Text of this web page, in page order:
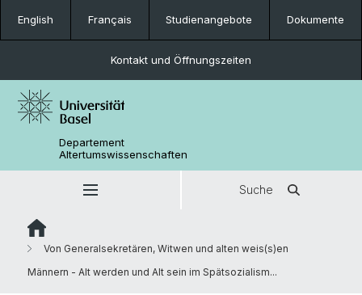
English Français Studienangebote Dokumente
Kontakt und Öffnungszeiten
Departement
Altertumswissenschaften
Suche
Von Generalsekretären, Witwen und alten weis(s)en
Männern - Alt werden und Alt sein im Spätsozialism...